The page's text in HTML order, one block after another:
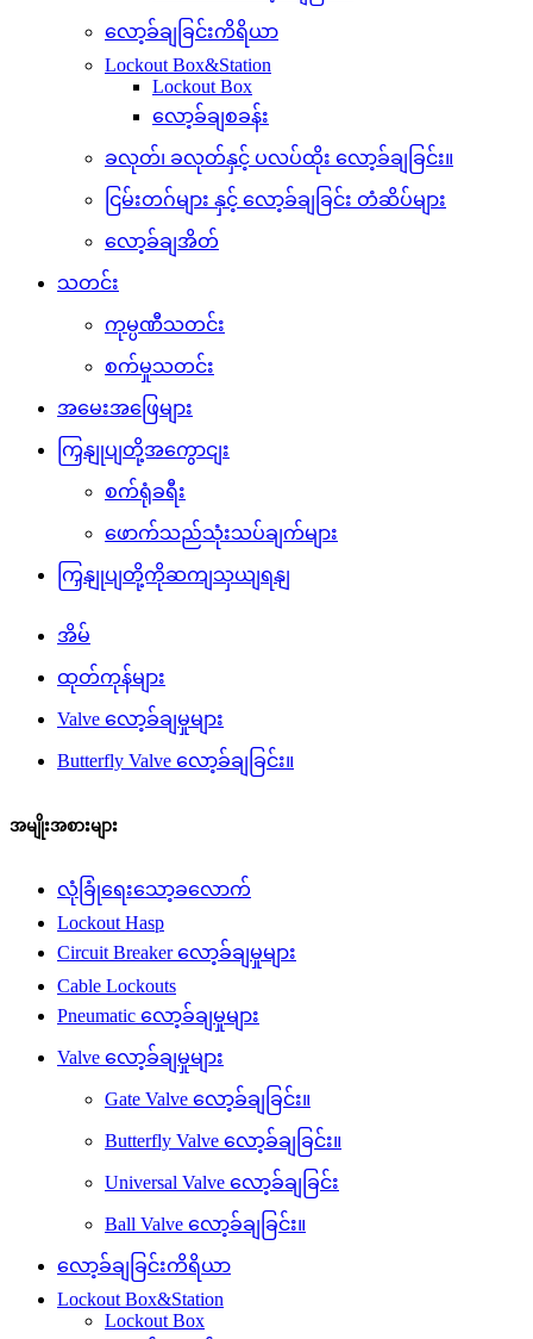
လော့ခ်ချခြင်းကိရိယာ
Lockout Box&Station
Lockout Box
လော့ခ်ချစခန်း
ခလုတ်၊ ခလုတ်နှင့် ပလပ်ထိုး လော့ခ်ချခြင်း။
ငြမ်းတဂ်များ နှင့် လော့ခ်ချခြင်း တံဆိပ်များ
လော့ခ်ချအိတ်
သတင်း
ကုမ္ပဏီသတင်း
စက်မှုသတင်း
အမေးအဖြေများ
ကြှနျုပျတို့အကွောငျး
စက်ရုံခရီး
ဖောက်သည်သုံးသပ်ချက်များ
ကြှနျုပျတို့ကိုဆကျသှယျရနျ
အိမ်
ထုတ်ကုန်များ
Valve လော့ခ်ချမှုများ
Butterfly Valve လော့ခ်ချခြင်း။
အမျိုးအစားများ
လုံခြုံရေးသော့ခလောက်
Lockout Hasp
Circuit Breaker လော့ခ်ချမှုများ
Cable Lockouts
Pneumatic လော့ခ်ချမှုများ
Valve လော့ခ်ချမှုများ
Gate Valve လော့ခ်ချခြင်း။
Butterfly Valve လော့ခ်ချခြင်း။
Universal Valve လော့ခ်ချခြင်း
Ball Valve လော့ခ်ချခြင်း။
လော့ခ်ချခြင်းကိရိယာ
Lockout Box&Station
Lockout Box